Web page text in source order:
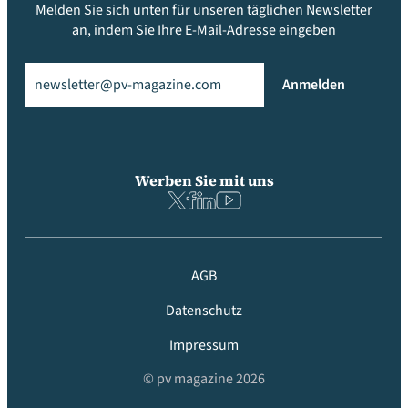
Melden Sie sich unten für unseren täglichen Newsletter
an, indem Sie Ihre E-Mail-Adresse eingeben
Anmelden
Werben Sie mit uns
AGB
Datenschutz
Impressum
© pv magazine 2026